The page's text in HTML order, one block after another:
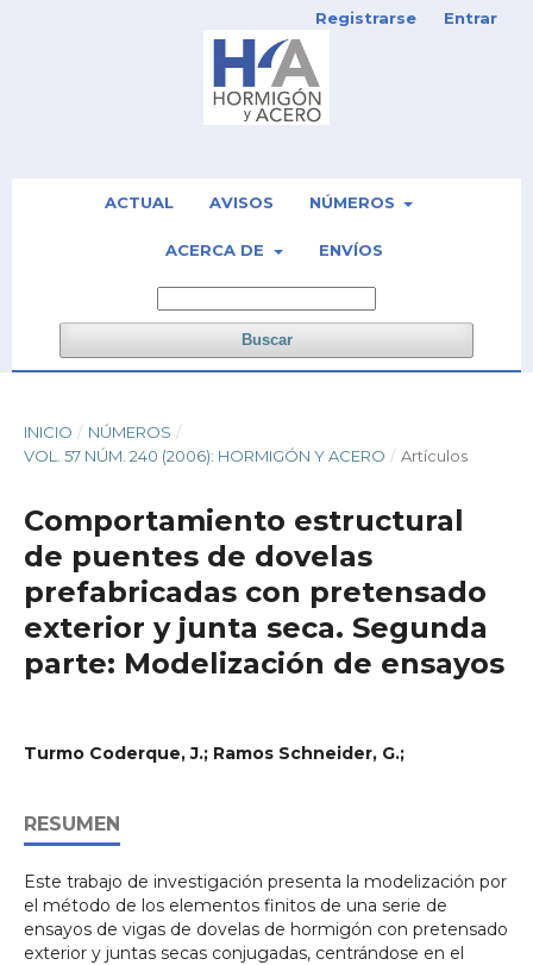
ACTUAL AVISOS NÚMEROS
ACERCA DE ENVÍOS
Buscar
Registrarse Entrar
INICIO / NÚMEROS /
VOL. 57 NÚM. 240 (2006): HORMIGÓN Y ACERO / Artículos
Comportamiento estructural
de puentes de dovelas
prefabricadas con pretensado
exterior y junta seca. Segunda
parte: Modelización de ensayos
Turmo Coderque, J.; Ramos Schneider, G.;
RESUMEN
Este trabajo de investigación presenta la modelización por
el método de los elementos finitos de una serie de
ensayos de vigas de dovelas de hormigón con pretensado
exterior y juntas secas conjugadas, centrándose en el